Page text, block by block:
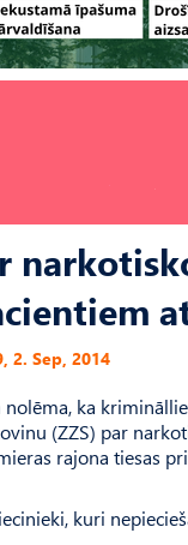
2. Sep, 2014
ka
(ZZS) par
rajona tiesas
kuri